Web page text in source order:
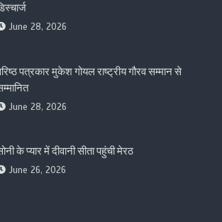
June 28, 2026
पत्रकार मुकेश गोयल राष्ट्रीय गौरव सम्मान से
June 28, 2026
के प्यार में दीवानी सीता पहुंची मेरठ
June 26, 2026